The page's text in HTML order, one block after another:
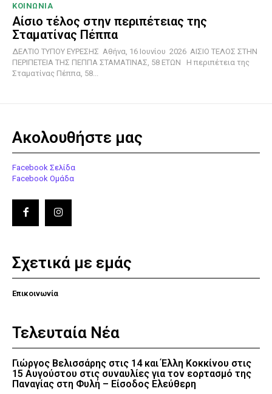
ΚΟΙΝΩΝΙΑ
Αίσιο τέλος στην περιπέτειας της
Σταματίνας Πέππα
ΔΕΛΤΙΟ ΤΥΠΟΥ ΕΥΡΕΣΗΣ Αθήνα, 16 Ιουνίου 2026 ΑΙΣΙΟ ΤΕΛΟΣ ΣΤΗΝ
ΠΕΡΙΠΕΤΕΙΑ ΤΗΣ ΠΕΠΠΑ ΣΤΑΜΑΤΙΝΑΣ, 58 ΕΤΩΝ Η περιπέτεια της
Σταματίνας Πέππα, 58...
Ακολουθήστε μας
Facebook Σελίδα
Facebook Ομάδα
Σχετικά με εμάς
Επικοινωνία
Τελευταία Νέα
Γιώργος Βελισσάρης στις 14 και Έλλη Κοκκίνου στις
15 Αυγούστου στις συναυλίες για τον εορτασμό της
Παναγίας στη Φυλή – Είσοδος Ελεύθερη